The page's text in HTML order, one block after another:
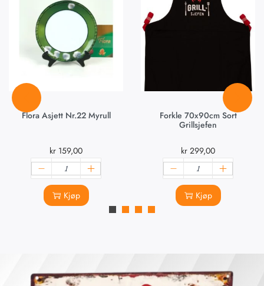
Flora Asjett Nr.22 Myrull
kr 159,00
Kjøp
Forkle 70x90cm Sort
Grillsjefen
kr 299,00
Kjøp